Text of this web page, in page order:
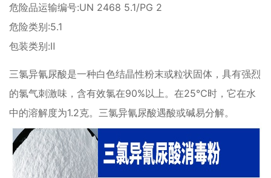
危险品运输编号:UN 2468 5.1/PG 2
危险类别:5.1
包装类别:Ⅱ
三氯异氰尿酸是一种白色结晶性粉末或粒状固体，具有强烈
的氯气刺激味，含有效氯在90%以上。在25℃时，它在水
中的溶解度为1.2克。三氯异氰尿酸遇酸或碱易分解。